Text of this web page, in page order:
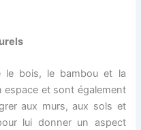
le bois, le bambou et la
espace et sont également
aux murs, aux sols et
lui donner un aspect